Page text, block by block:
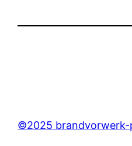
©2025 brandvorwerk-